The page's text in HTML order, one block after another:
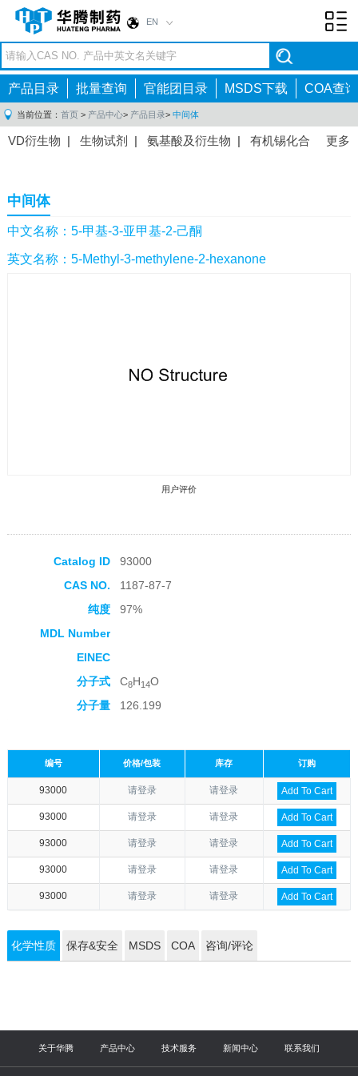
EN
产品目录 批量查询 官能团目录 MSDS下载 COA查询
当前位置： 首页 > 产品中心> 产品目录> 中间体
更多
VD衍生物 | 生物试剂 | 氨基酸及衍生物 | 有机锡化合
间体|
感染药物中间体
体 |抗精神病药物中间体 | 抗炎药物中间体
药中间体|其他原料药中间体|
中间体
中文名称：5-甲基-3-亚甲基-2-己酮
英文名称：5-Methyl-3-methylene-2-hexanone
用户评价
Catalog ID
93000
CAS NO.
1187-87-7
纯度
97%
MDL Number
EINEC
分子式
C8H14O
分子量
126.199
编号 价格/包装 库存 订购
93000 请登录 请登录 Add To Cart
93000 请登录 请登录 Add To Cart
93000 请登录 请登录 Add To Cart
93000 请登录 请登录 Add To Cart
93000 请登录 请登录 Add To Cart
化学性质 保存&安全 MSDS COA 咨询/评论
关于华腾 产品中心 技术服务 新闻中心 联系我们